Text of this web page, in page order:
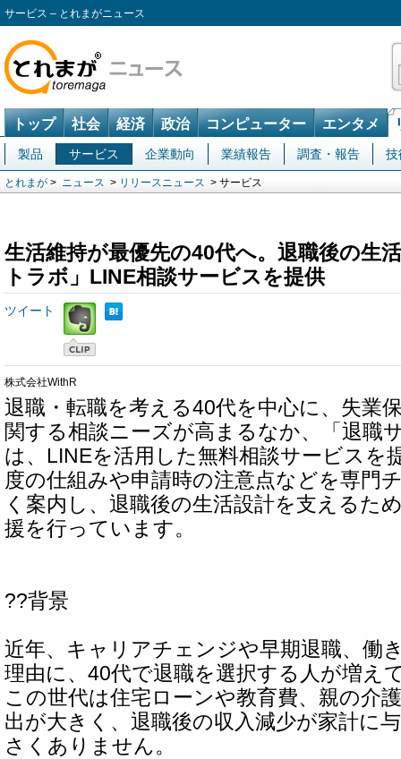
サービス – とれまがニュース
トップ 社会 経済 政治 コンピューター エンタメ
製品 サービス 企業動向 業績報告 調査・報告 技
とれまが > ニュース > リリースニュース > サービス
生活維持が最優先の40代へ。退職後の生
トラボ」LINE相談サービスを提供
ツイート
株式会社WithR
退職・転職を考える40代を中心に、失業
関する相談ニーズが高まるなか、「退職
は、LINEを活用した無料相談サービスを
度の仕組みや申請時の注意点などを専門
く案内し、退職後の生活設計を支えるた
援を行っています。
??背景
近年、キャリアチェンジや早期退職、働
理由に、40代で退職を選択する人が増え
この世代は住宅ローンや教育費、親の介
出が大きく、退職後の収入減少が家計に
さくありません。